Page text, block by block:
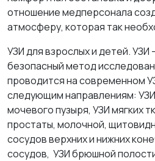
отношение медперсонала
атмосферу, которая так
УЗИ для взрослых и детей. УЗИ
безопасный метод
проводится на современном
следующим направлениям:
мочевого пузыря, УЗИ мягких
простаты, молочной,
сосудов верхних и нижних
сосудов, УЗИ брюшной